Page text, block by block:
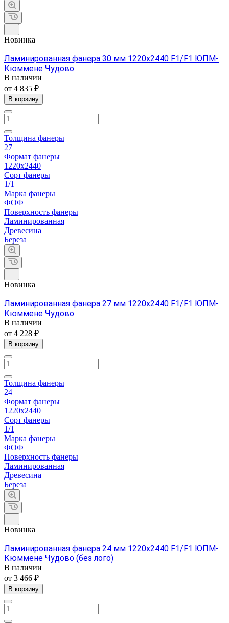
Новинка
Ламинированная фанера 30 мм 1220х2440 F1/F1 ЮПМ-
Кюммене Чудово
В наличии
от 4 835 ₽
В корзину
Толщина фанеры
27
Формат фанеры
1220х2440
Сорт фанеры
1/1
Марка фанеры
ФОФ
Поверхность фанеры
Ламинированная
Древесина
Береза
Новинка
Ламинированная фанера 27 мм 1220х2440 F1/F1 ЮПМ-
Кюммене Чудово
В наличии
от 4 228 ₽
В корзину
Толщина фанеры
24
Формат фанеры
1220х2440
Сорт фанеры
1/1
Марка фанеры
ФОФ
Поверхность фанеры
Ламинированная
Древесина
Береза
Новинка
Ламинированная фанера 24 мм 1220х2440 F1/F1 ЮПМ-
Кюммене Чудово (без лого)
В наличии
от 3 466 ₽
В корзину